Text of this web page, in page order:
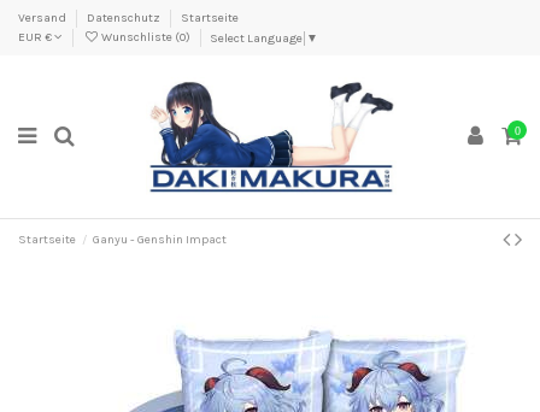
Versand Datenschutz
Startseite
EUR €
Wunschliste (0) Select Language ▼
0
Startseite Ganyu - Genshin Impact